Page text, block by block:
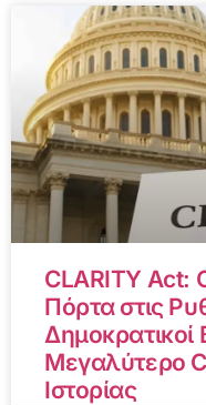
CLARITY Act:
Πόρτα στις
Μεγαλύτερο
Ιστορίας